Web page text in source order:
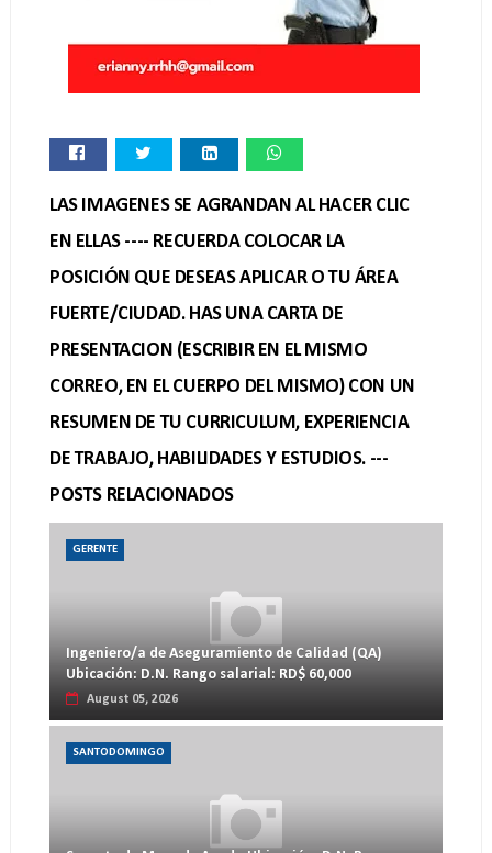
LAS IMAGENES SE AGRANDAN AL HACER CLIC
EN ELLAS ---- RECUERDA COLOCAR LA
POSICIÓN QUE DESEAS APLICAR O TU ÁREA
FUERTE/CIUDAD. HAS UNA CARTA DE
PRESENTACION (ESCRIBIR EN EL MISMO
CORREO, EN EL CUERPO DEL MISMO) CON UN
RESUMEN DE TU CURRICULUM, EXPERIENCIA
DE TRABAJO, HABILIDADES Y ESTUDIOS. ---
POSTS RELACIONADOS
GERENTE
Ingeniero/a de Aseguramiento de Calidad (QA)
Ubicación: D.N. Rango salarial: RD$ 60,000
August 05, 2026
SANTODOMINGO